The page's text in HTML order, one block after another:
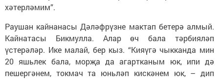
хәтерләмим”.
Раушан кайнанасы Дәләфрүзне мактап бетерә алмый.
Кайнатасы Бикмулла. Алар өч бала тәрбияләп
үстерәләр. Ике малай, бер кыз. “Кияүгә чыкканда мин
20 яшьлек бала, морҗа да агартканым юк, ипи дә
пешергәнем, токмач та юньләп кискәнем юк, – дип